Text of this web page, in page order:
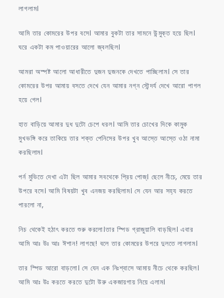
লাগলাম।
আমি তার কোমরের উপর বসে। আমার বুকটা তার সামনে উন্মুক্ত হয়ে ছিল।
ঘরে একটা কম পাওয়ারের আলো জ্বলছিল।
আমরা অস্পষ্ট আলো আধারীতে দুজন দুজনকে দেখতে পাচ্ছিলাম। সে তার
কোমরের উপর আমায় বসতে দেখে যেন আমার নগ্ন সৌন্দর্য দেখে আরো পাগল
হয়ে গেল।
হাত বাড়িয়ে আমার দুধ দুটো চেপে ধরল। আমি তার চোখের দিকে কামুক
মুখভঙ্গি করে তাকিয়ে তার শক্ত পেনিসের উপর খুব আস্তে আস্তে ওঠা নামা
করছিলাম।
পর্ন মুভিতে দেখা এটা ছিল আমার সবথেকে প্রিয় পোজ্। ছেলে নীচে, মেয়ে তার
উপরে বসে। আমি বিষয়টা খুব এনজয় করছিলাম। সে যেন আর সহ্য করতে
পারলো না,
নিচ থেকেই হঠাৎ করতে শুরু করলো।তার স্পিড গ্রাজুয়ালি বাড়ছিল। এবার
আমি আঃ উঃ আঃ ঈশান! লাগছে! বলে তার কোমরের উপরে দুলতে লাগলাম।
তার স্পিড আরো বাড়লো। সে যেন এক নিঃশ্বাসে আমায় নীচে থেকে করছিল।
আমি আঃ উঃ করতে করতে দুটো উরু একজায়গায় নিয়ে এলাম।